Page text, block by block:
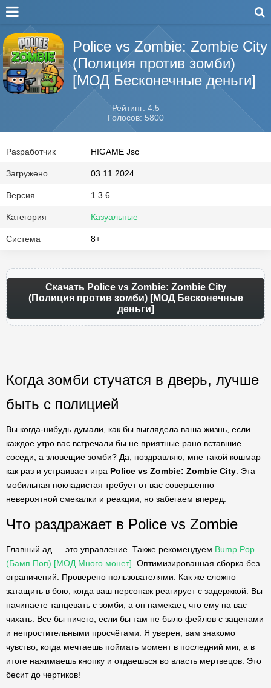
Police vs Zombie: Zombie City
(Полиция против зомби)
[МОД Бесконечные деньги]
Рейтинг: 4.5
Голосов: 5800
Разработчик HIGAME Jsc
Загружено 03.11.2024
Версия 1.3.6
Категория Казуальные
Система 8+
Скачать Police vs Zombie: Zombie City
(Полиция против зомби) [МОД Бесконечные
деньги]
Когда зомби стучатся в дверь, лучше
быть с полицией
Вы когда-нибудь думали, как бы выглядела ваша жизнь, если
каждое утро вас встречали бы не приятные рано вставшие
соседи, а зловещие зомби? Да, поздравляю, мне такой кошмар
как раз и устраивает игра Police vs Zombie: Zombie City . Эта
мобильная покладистая требует от вас совершенно
невероятной смекалки и реакции, но забегаем вперед.
Что раздражает в Police vs Zombie
Главный ад — это управление. Также рекомендуем Bump Pop
(Бамп Поп) [МОД Много монет] . Оптимизированная сборка без
ограничений. Проверено пользователями. Как же сложно
затащить в бою, когда ваш персонаж реагирует с задержкой. Вы
начинаете танцевать с зомби, а он намекает, что ему на вас
чихать. Все бы ничего, если бы там не было фейлов с зацепами
и непростительными просчётами. Я уверен, вам знакомо
чувство, когда мечтаешь поймать момент в последний миг, а в
итоге нажимаешь кнопку и отдаешься во власть мертвецов. Это
бесит до чертиков!